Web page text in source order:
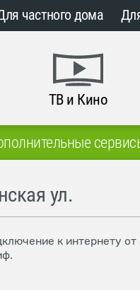
частного дома
ТВ и Кино
ул.
к интернету